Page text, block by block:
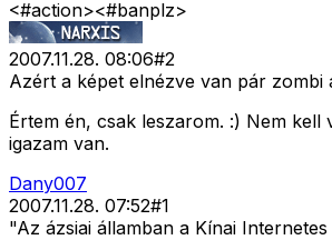
<#action><#banplz>
2007.11.28. 08:06#2
Azért a képet elnézve van pár zombi
Értem én, csak leszarom. :) Nem kell
igazam van.
Dany007
2007.11.28. 07:52#1
"Az ázsiai államban a Kínai